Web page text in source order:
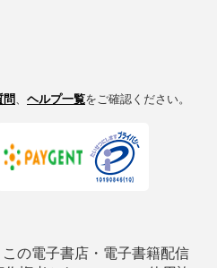
問、 ヘルプ一覧をご確認ください。
の電子書店・電子書籍配信